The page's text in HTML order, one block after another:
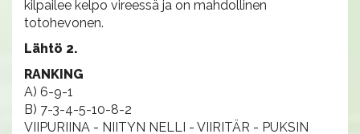
kilpailee kelpo vireessä ja on mahdollinen
totohevonen.
Lähtö 2.
RANKING
A) 6-9-1
B) 7-3-4-5-10-8-2
VIIPURIINA - NIITYN NELLI - VIIRITÄR - PUKSIN